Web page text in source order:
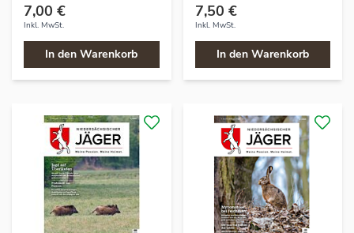
7,00 €
Inkl. MwSt.
In den Warenkorb
7,50 €
Inkl. MwSt.
In den Warenkorb